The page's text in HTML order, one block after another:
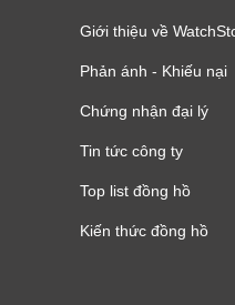
Giới thiệu về
Phản ánh - Khiếu nại
Chứng nhận đại lý
Tin tức công ty
Top list đồng hồ
Kiến thức đồng hồ